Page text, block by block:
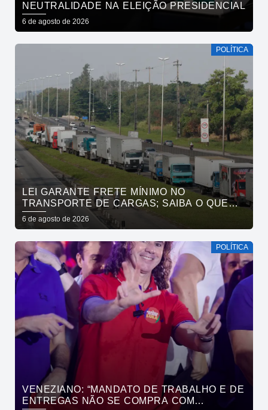
NEUTRALIDADE NA ELEIÇÃO PRESIDENCIAL
6 de agosto de 2026
POLÍTICA
LEI GARANTE FRETE MÍNIMO NO
TRANSPORTE DE CARGAS; SAIBA O QUE
MUDA
6 de agosto de 2026
POLÍTICA
VENEZIANO: “MANDATO DE TRABALHO E DE
ENTREGAS NÃO SE COMPRA COM